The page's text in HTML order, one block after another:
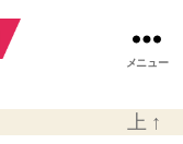
メニュー
上 ↑